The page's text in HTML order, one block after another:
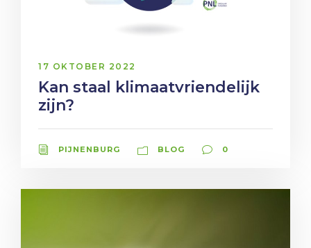
17 OKTOBER 2022
Kan staal klimaatvriendelijk
zijn?
PIJNENBURG BLOG 0